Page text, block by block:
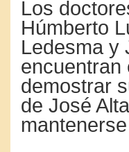
Los
Húmberto
Ledesma y
encuentran
demostrar
de José